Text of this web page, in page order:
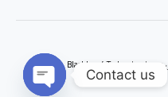
Blackbox 4 Tech
Contact us